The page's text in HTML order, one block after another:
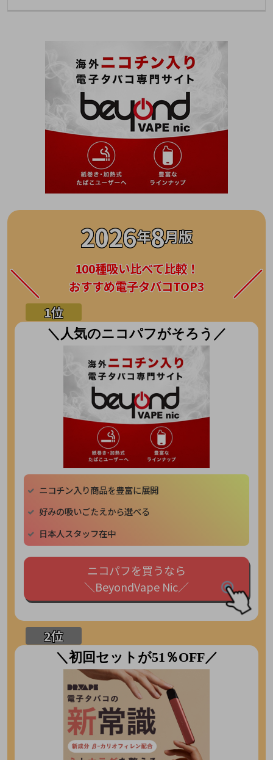
2026年8月版
100種吸い比べて比較！
おすすめ電子タバコTOP3
＼人気のニコパフがそろう／
ニコチン入り商品を豊富に展開
好みの吸いごたえから選べる
日本人スタッフ在中
ニコパフを買うなら
＼BeyondVape Nic／
＼初回セットが51％OFF／